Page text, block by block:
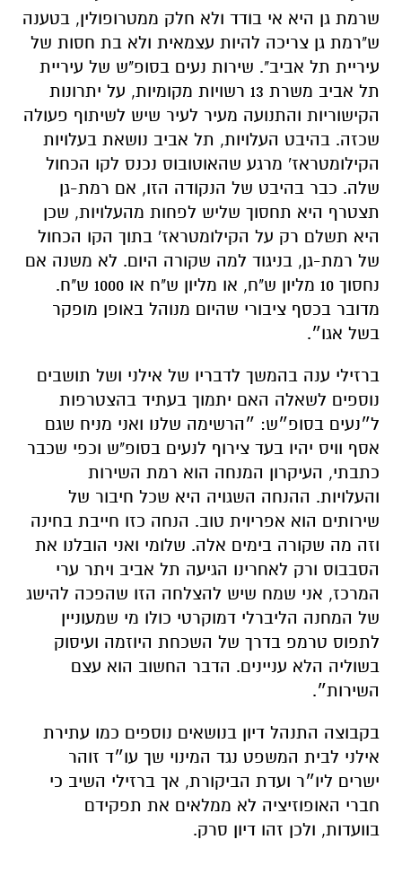
היא תשלם רק על הקילומטראז' בתוך הקו הכחול
של רמת-גן, בניגוד למה שקורה היום. לא משנה אם
נחסוך 10 מליון ש"ח, או מליון ש"ח או 1000 ש"ח.
מדובר בכסף ציבורי שהיום מנוהל באופן מופקר
בשל אגו״.
ברזילי ענה בהמשך לדבריו של אילני ושל תושבים
נוספים לשאלה האם יתמוך בעתיד בהצטרפות
ל״נעים בסופ״ש: ״הרשימה שלנו ואני מניח שגם
אסף וויס יהיו בעד צירוף לנעים בסופ"ש וכפי שכבר
כתבתי, העיקרון המנחה הוא רמת השירות
והעלויות. ההנחה השגויה היא שכל חיבור של
שירותים הוא אפריוית טוב. הנחה כזו חייבת בחינה
וזה מה שקורה בימים אלה. שלומי ואני הובלנו את
הסבבוס ורק לאחרינו הגיעה תל אביב ויתר ערי
המרכז, אני שמח שיש להצלחה הזו שהפכה להישג
של המחנה הליברלי דמוקרטי כולו מי שמעוניין
לתפוס טרמפ בדרך של השכחת היוזמה ועיסוק
בשוליה הלא עניינים. הדבר החשוב הוא עצם
השירות״.
בקבוצה התנהל דיון בנושאים נוספים כמו
עתירת
אילני לבית המשפט נגד המינוי שך עו״ד זוהר
ישרים ליו״ר ועדת הביקורת ,אך ברזילי השיב כי
חברי האופוזיציה לא ממלאים את תפקידם
בוועדות ,ולכן זהו דיון סרק.
הצטרפו לקבוצת החדשות השקטה של רמת גן נט ב-
אולי יעניין אותך גם